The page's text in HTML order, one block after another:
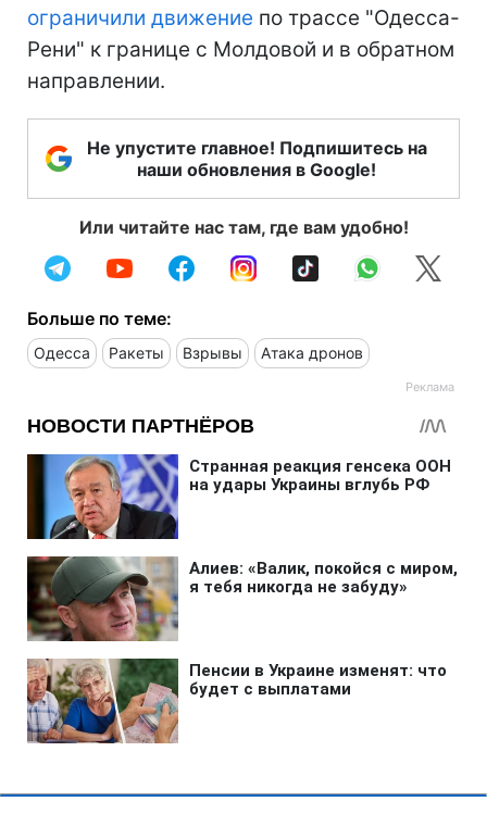
ограничили движение по трассе "Одесса-
Рени" к границе с Молдовой и в обратном
направлении.
Не упустите главное! Подпишитесь на
наши обновления в Google!
Или читайте нас там, где вам удобно!
Больше по теме:
Одесса Ракеты Взрывы Атака дронов